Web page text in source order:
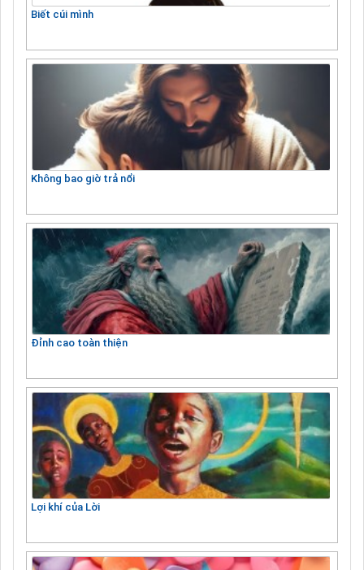
Biết cúi mình
Không bao giờ trả nổi
Đỉnh cao toàn thiện
Lợi khí của Lời